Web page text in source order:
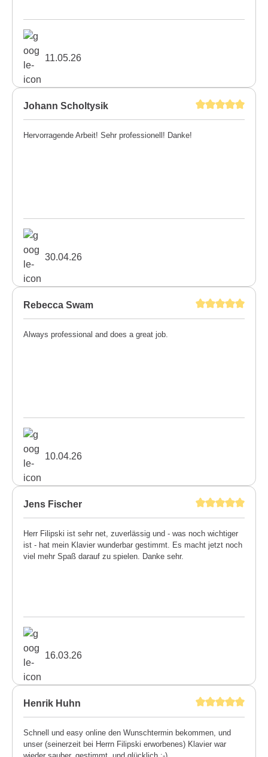
11.05.26
Johann Scholtysik
Hervorragende Arbeit! Sehr professionell! Danke!
30.04.26
Rebecca Swam
Always professional and does a great job.
10.04.26
Jens Fischer
Herr Filipski ist sehr net, zuverlässig und - was noch wichtiger
ist - hat mein Klavier wunderbar gestimmt. Es macht jetzt noch
viel mehr Spaß darauf zu spielen. Danke sehr.
16.03.26
Henrik Huhn
Schnell und easy online den Wunschtermin bekommen, und
unser (seinerzeit bei Herrn Filipski erworbenes) Klavier war